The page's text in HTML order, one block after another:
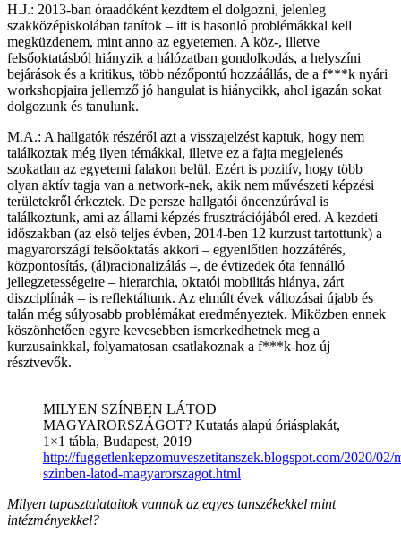
H.J.: 2013-ban óraadóként kezdtem el dolgozni, jelenleg
szakközépiskolában tanítok – itt is hasonló problémákkal kell
megküzdenem, mint anno az egyetemen. A köz-, illetve
felsőoktatásból hiányzik a hálózatban gondolkodás, a helyszíni
bejárások és a kritikus, több nézőpontú hozzáállás, de a f***k nyári
workshopjaira jellemző jó hangulat is hiánycikk, ahol igazán sokat
dolgozunk és tanulunk.
M.A.: A hallgatók részéről azt a visszajelzést kaptuk, hogy nem
találkoztak még ilyen témákkal, illetve ez a fajta megjelenés
szokatlan az egyetemi falakon belül. Ezért is pozitív, hogy több
olyan aktív tagja van a network-nek, akik nem művészeti képzési
területekről érkeztek. De persze hallgatói öncenzúrával is
találkoztunk, ami az állami képzés frusztrációjából ered. A kezdeti
időszakban (az első teljes évben, 2014-ben 12 kurzust tartottunk) a
magyarországi felsőoktatás akkori – egyenlőtlen hozzáférés,
központosítás, (ál)racionalizálás –, de évtizedek óta fennálló
jellegzetességeire – hierarchia, oktatói mobilitás hiánya, zárt
diszciplínák – is reflektáltunk. Az elmúlt évek változásai újabb és
talán még súlyosabb problémákat eredményeztek. Miközben ennek
köszönhetően egyre kevesebben ismerkedhetnek meg a
kurzusainkkal, folyamatosan csatlakoznak a f***k-hoz új
résztvevők.
MILYEN SZÍNBEN LÁTOD
MAGYARORSZÁGOT? Kutatás alapú óriásplakát,
1×1 tábla, Budapest, 2019
http://fuggetlenkepzomuveszetitanszek.blogspot.com/2020/02/
szinben-latod-magyarorszagot.html
Milyen tapasztalataitok vannak az egyes tanszékekkel mint
intézményekkel?